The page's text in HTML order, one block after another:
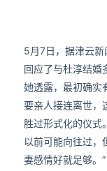
5月7日，据津云
回应了与杜淳结婚
她透露，最初确实
要亲人接连离世，
胜过形式化的仪式
以前可能向往过，
妻感情好就足够。”